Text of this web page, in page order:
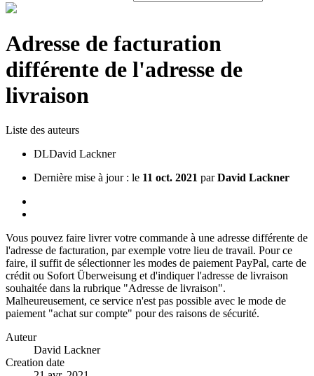
Adresse de facturation
différente de l'adresse de
livraison
Liste des auteurs
DLDavid Lackner
Dernière mise à jour : le 11 oct. 2021 parDavid Lackner
Vous pouvez faire livrer votre commande à une adresse différente de
l'adresse de facturation, par exemple votre lieu de travail. Pour ce
faire, il suffit de sélectionner les modes de paiement PayPal, carte de
crédit ou Sofort Überweisung et d'indiquer l'adresse de livraison
souhaitée dans la rubrique "Adresse de livraison".
Malheureusement, ce service n'est pas possible avec le mode de
paiement "achat sur compte" pour des raisons de sécurité.
Auteur
David Lackner
Creation date